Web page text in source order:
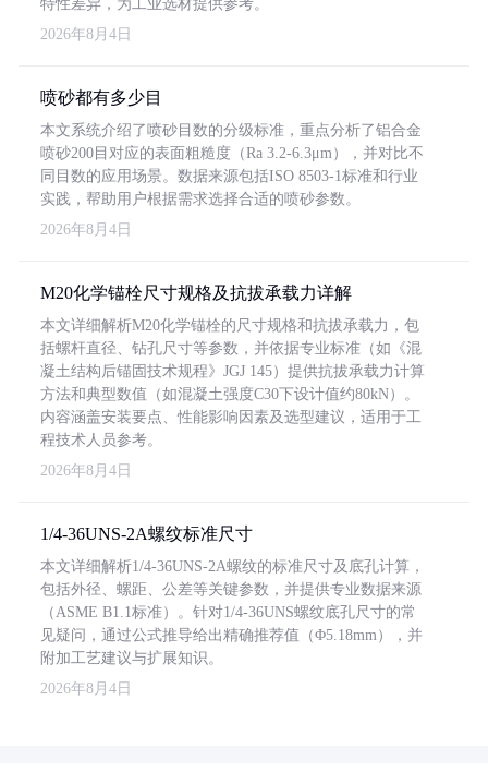
特性差异，为工业选材提供参考。
2026年8月4日
喷砂都有多少目
本文系统介绍了喷砂目数的分级标准，重点分析了铝合金
喷砂200目对应的表面粗糙度（Ra 3.2-6.3μm），并对比不
同目数的应用场景。数据来源包括ISO 8503-1标准和行业
实践，帮助用户根据需求选择合适的喷砂参数。
2026年8月4日
M20化学锚栓尺寸规格及抗拔承载力详解
本文详细解析M20化学锚栓的尺寸规格和抗拔承载力，包
括螺杆直径、钻孔尺寸等参数，并依据专业标准（如《混
凝土结构后锚固技术规程》JGJ 145）提供抗拔承载力计算
方法和典型数值（如混凝土强度C30下设计值约80kN）。
内容涵盖安装要点、性能影响因素及选型建议，适用于工
程技术人员参考。
2026年8月4日
1/4-36UNS-2A螺纹标准尺寸
本文详细解析1/4-36UNS-2A螺纹的标准尺寸及底孔计算，
包括外径、螺距、公差等关键参数，并提供专业数据来源
（ASME B1.1标准）。针对1/4-36UNS螺纹底孔尺寸的常
见疑问，通过公式推导给出精确推荐值（Φ5.18mm），并
附加工艺建议与扩展知识。
2026年8月4日